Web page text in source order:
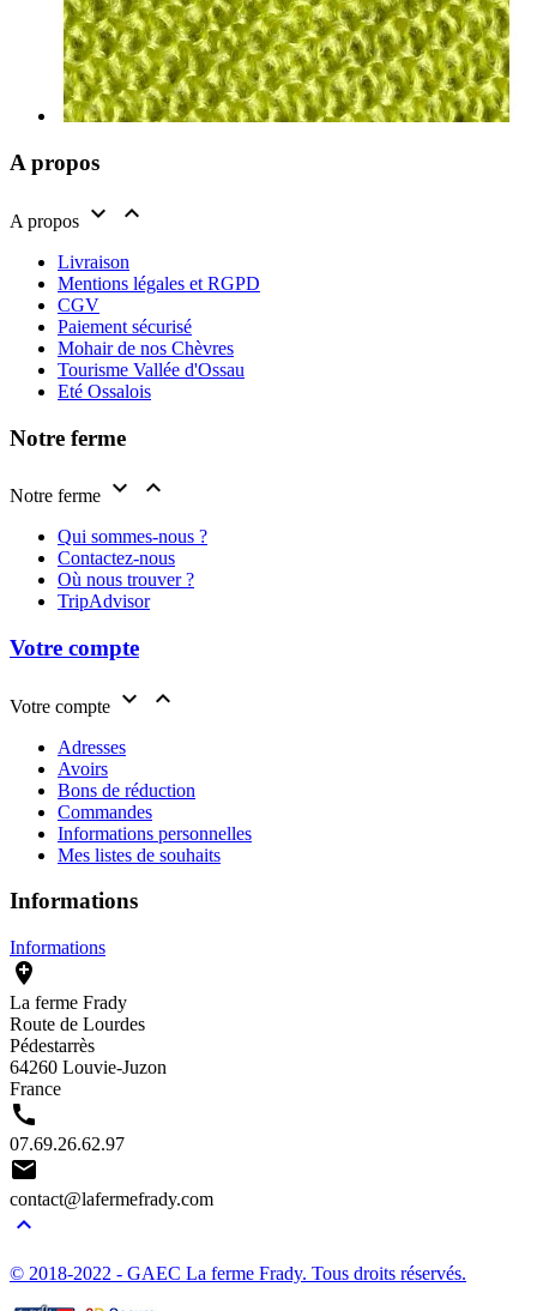
A propos
A propos  
Livraison
Mentions légales et RGPD
CGV
Paiement sécurisé
Mohair de nos Chèvres
Tourisme Vallée d'Ossau
Eté Ossalois
Notre ferme
Notre ferme  
Qui sommes-nous ?
Contactez-nous
Où nous trouver ?
TripAdvisor
Votre compte
Votre compte  
Adresses
Avoirs
Bons de réduction
Commandes
Informations personnelles
Mes listes de souhaits
Informations
Informations

La ferme Frady
Route de Lourdes
Pédestarrès
64260 Louvie-Juzon
France

07.69.26.62.97

contact@lafermefrady.com

© 2018-2022 - GAEC La ferme Frady. Tous droits réservés.